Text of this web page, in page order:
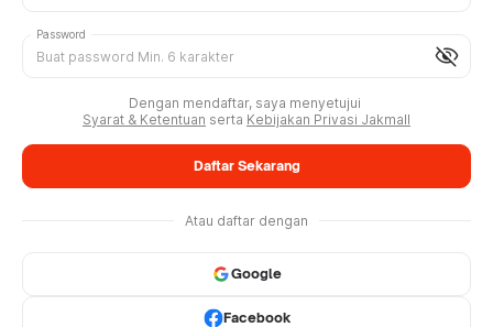
visibility_off
Password
Dengan mendaftar, saya menyetujui
Syarat & Ketentuan serta Kebijakan Privasi Jakmall
Daftar Sekarang
Atau daftar dengan
Google
Facebook